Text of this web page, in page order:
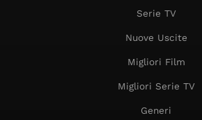
Serie TV
Nuove Uscite
Migliori Film
Migliori Serie TV
Generi